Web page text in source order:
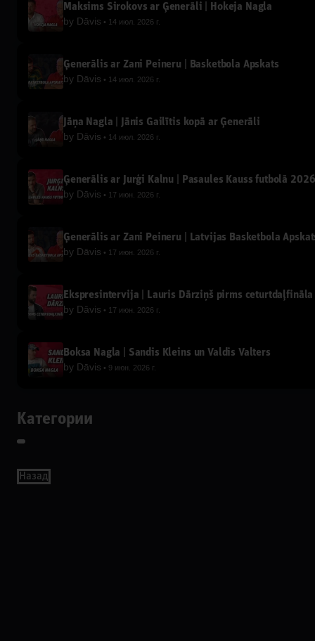
Maksims Širokovs ar Ģenerāli | Hokeja Nagla
by Dāvis 14 июл. 2026 г.
Ģenerālis ar Žani Peineru | Basketbola Apskats
by Dāvis 14 июл. 2026 г.
Jāņa Nagla | Jānis Gailītis kopā ar Ģenerāli
by Dāvis 14 июл. 2026 г.
Ģenerālis ar Jurģi Kalnu | Pasaules Kauss futbolā 2026
by Dāvis 17 июн. 2026 г.
Ģenerālis ar Žani Peineru | Latvijas Basketbola
by Dāvis 17 июн. 2026 г.
Ekspresintervija | Lauris Dārziņš pirms ceturtdaļfināla
by Dāvis 17 июн. 2026 г.
Boksa Nagla | Sandis Kleins un Valdis Valters
by Dāvis 9 июн. 2026 г.
Категории
Назад